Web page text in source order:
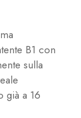
B1 con
sulla
già a 16